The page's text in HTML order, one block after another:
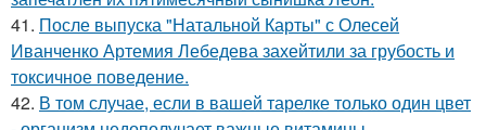
41. После выпуска "Натальной Карты" с Олесей
Иванченко Артемия Лебедева захейтили за грубость и
токсичное поведение.
42. В том случае, если в вашей тарелке только один цвет